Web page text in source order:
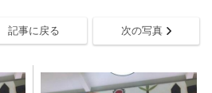
記事に戻る 次の写真